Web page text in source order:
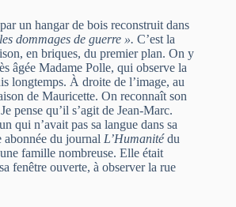
un hangar de bois reconstruit dans
dommages de guerre ». C’est la
en briques, du premier plan. On y
âgée Madame Polle, qui observe la
longtemps. À droite de l’image, au
de Mauricette. On reconnaît son
pense qu’il s’agit de Jean-Marc.
qui n’avait pas sa langue dans sa
abonnée du journal L’Humanité du
famille nombreuse. Elle était
fenêtre ouverte, à observer la rue